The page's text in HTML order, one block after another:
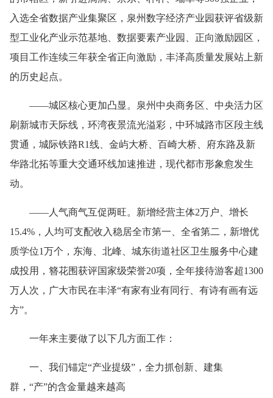
入选全省数据产业集聚区，泉州数字经济产业园获评省级新
型工业化产业示范基地、数据要素产业园、正向激励园区，
项目工作连续三年获全省正向激励，丰泽高质量发展站上新
的历史起点。
——城区核心更加凸显。泉州中央商务区、中央活力区
刷新城市天际线，环湾夜景流光溢彩，中环城路市区段主线
贯通，城际铁路R1线、金屿大桥、百崎大桥、府东路及新
华路北拓等重大交通环线加速推进，现代都市形象愈发生
动。
——人气商气互促两旺。新增经营主体2万户、增长
15.4%，人均可支配收入稳居全市第一、全省第二，新增优
质学位1万个，东海、北峰、城东街道社区卫生服务中心建
成投用，簪花围获评国家级荣誉20项，全年接待游客超1300
万人次，广大市民在丰泽“有家有业有同行、有诗有画有远
方”。
一年来主要做了以下几方面工作：
一、我们锚定“产业提级”，全力抓创新、建集
群，“产”的含金量越来越高